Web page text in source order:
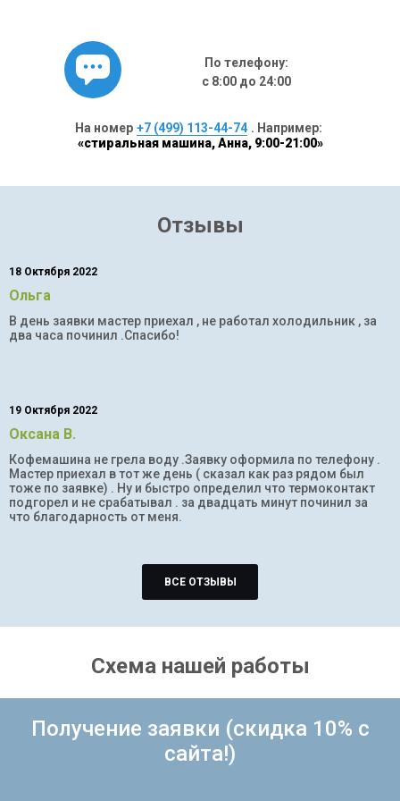
По телефону:
с 8:00 до 24:00
На номер +7 (499) 113-44-74 . Например:
«стиральная машина, Анна, 9:00-21:00»
Отзывы
18 Октября 2022
Ольга
В день заявки мастер приехал , не работал холодильник , за
два часа починил .Спасибо!
19 Октября 2022
Оксана В.
Кофемашина не грела воду .Заявку оформила по телефону .
Мастер приехал в тот же день ( сказал как раз рядом был
тоже по заявке) . Ну и быстро определил что термоконтакт
подгорел и не срабатывал . за двадцать минут починил за
что благодарность от меня.
ВСЕ ОТЗЫВЫ
Схема нашей работы
Получение заявки (скидка 10% с
сайта!)